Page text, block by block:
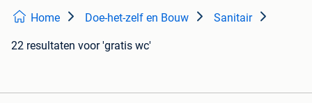
Home Doe-het-zelf en Bouw Sanitair
22 resultaten voor 'gratis wc'